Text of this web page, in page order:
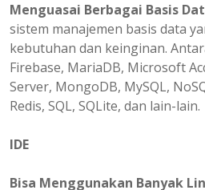
Menguasai Berbagai Basis
sistem manajemen basis data
kebutuhan dan keinginan.
Firebase, MariaDB, Microsoft
Server, MongoDB, MySQL,
Redis, SQL, SQLite, dan lain-lain.
IDE
Bisa Menggunakan Banyak